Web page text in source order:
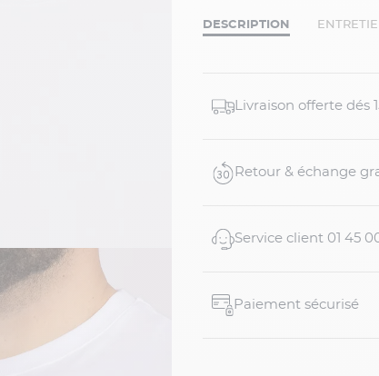
DESCRIPTION
Livraison offerte dés
Retour & échange
Service client 01 45
Paiement sécurisé